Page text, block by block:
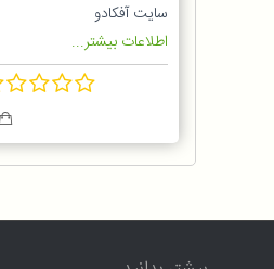
سایت آفکادو
اطلاعات بیشتر...